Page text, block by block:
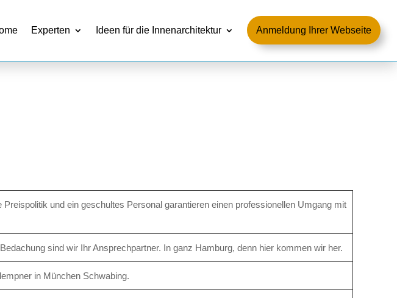
Experten Ideen für die Innenarchitektur Anmeldung Ihrer Webseite
und ein geschultes Personal garantieren einen professionellen Umgang mit
sind wir Ihr Ansprechpartner. In ganz Hamburg, denn hier kommen wir her.
in München Schwabing.